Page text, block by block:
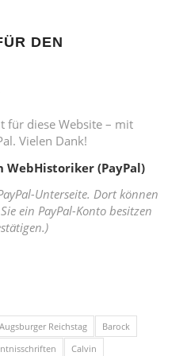
DEN
für diese Website – mit
Vielen Dank!
WebHistoriker (PayPal)
Unterseite. Dort können
ein PayPal-Konto besitzen
Augsburger Reichstag
Barock
Calvin